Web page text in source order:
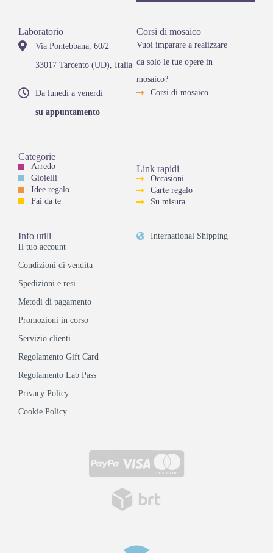
Laboratorio
Via Pontebbana, 60/2
33017 Tarcento (UD), Italia
Da lunedì a venerdì
su appuntamento
Corsi di mosaico
Vuoi imparare a realizzare
da solo le tue opere in
mosaico?
Corsi di mosaico
Categorie
Arredo
Gioielli
Idee regalo
Fai da te
Link rapidi
Occasioni
Carte regalo
Su misura
Info utili
Il tuo account
Condizioni di vendita
Spedizioni e resi
Metodi di pagamento
Promozioni in corso
Servizio clienti
Regolamento Gift Card
Regolamento Lab Pass
Privacy Policy
Cookie Policy
International Shipping